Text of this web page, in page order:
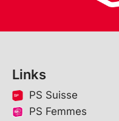
Links
PS Suisse
PS Femmes